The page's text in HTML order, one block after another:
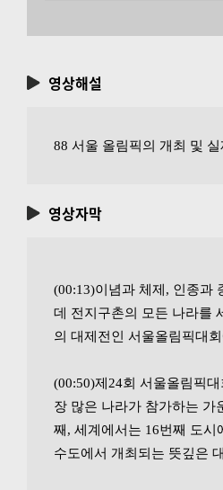
영상해설
88 서울 올림픽의 개최 및
영상자막
(00:13)이념과 체제, 인종과
데 전지구촌의 모든 나라를
의 대제전인 서울올림픽대
(00:50)제24회 서울올림픽
장 많은 나라가 참가하는 가
째, 세계에서는 16번째 도시
수도에서 개최되는 뜻깊은